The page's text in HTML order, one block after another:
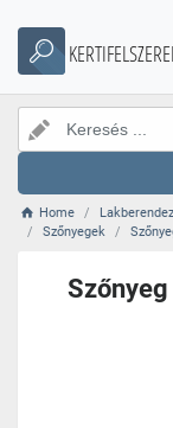
Home
Szőnyegek